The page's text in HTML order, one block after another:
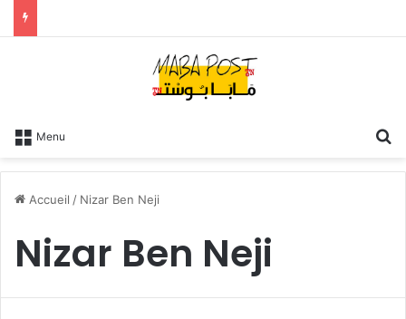
Menu
Accueil / Nizar Ben Neji
Nizar Ben Neji